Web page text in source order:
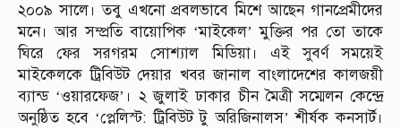
২০০৯ সালে। তবু এখনো প্রবলভাবে মিশে আছেন গানপ্রেমীদের
মনে। আর সম্প্রতি বায়োপিক ‘মাইকেল’ মুক্তির পর তো তাকে
ঘিরে ফের সরগরম সোশ্যাল মিডিয়া। এই সুবর্ণ সময়েই
মাইকেলকে ট্রিবিউট দেয়ার খবর জানাল বাংলাদেশের কালজয়ী
ব্যান্ড ‘ওয়ারফেজ’। ২ জুলাই ঢাকার চীন মৈত্রী সম্মেলন কেন্দ্রে
অনুষ্ঠিত হবে ‘প্লেলিস্ট: ট্রিবিউট টু অরিজিনালস’ শীর্ষক কনসার্ট।